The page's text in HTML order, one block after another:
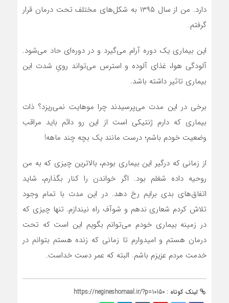
دارد. من از سال ۱۳۹۵ به شکل‌های مختلف تحت درمان قرار
گرفتم.
این بیماری یک دوره آرام می‌گیرد و در دوره‌ای حاد می‌شود.
آلودگی هوا، غذای آلوده و استرس می‌تواند رویِ شدت این
بیماری تاثیر داشته باشد.
برخی در این مدت می‌پرسیدند چرا موهایت نمی‌ریزد؟ ذات
بیماری که دارم ژنتیکی است از این رو دائم باید مراقب
وضعیت خودم باشم؛ درست مانند یک بچه چند ماهه!
از زمانی که درگیر این بیماری بودم، بالاترین چیزی که به من
روحیه داده شغلم بود. اگر خواندن را کنار بگذارم، شاید
اتفاق‌های بدی برایم رخ دهد. در این مدت با تمام وجود
تلاش کردم شعاری ندهم و شوآف راه نیندازم. تنها چیزی که
در زمینه بیماری خودم می‌توانم بگویم این است که تحت
درمان هستم و امیدوارم تا زمانی که زنده هستم بتوانم در
خدمت مردم عزیزم باشم. البته که عمر دست خداست.
لینک کوتاه : https://negineshomaal.ir/?p=10150